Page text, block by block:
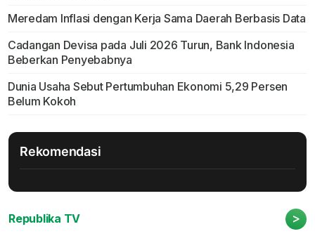
Meredam Inflasi dengan Kerja Sama Daerah Berbasis Data
Cadangan Devisa pada Juli 2026 Turun, Bank Indonesia
Beberkan Penyebabnya
Dunia Usaha Sebut Pertumbuhan Ekonomi 5,29 Persen
Belum Kokoh
Rekomendasi
Republika TV >